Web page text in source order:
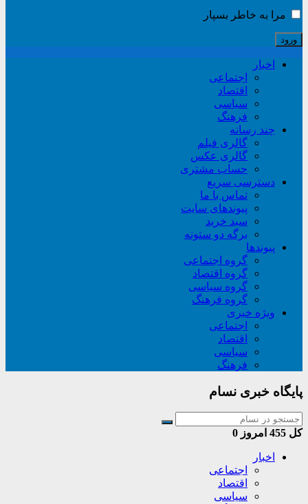
مرا به خاطر بسپار
اخبار
اجتماعی
اقتصاد
سیاسی
فرهنگ
چند رسانه
گالری فیلم
گالری عکس
حساب مشتری
دسترسی سریع
تماس با ما
پیوندهای سایت
سبد خريد
برگه دو ستونه
پیوندها
گروه اجتماعی
گروه اقتصاد
گروه سیاسی
گروه فرهنگ
ویژه خبری
اجتماعی
اقتصاد
سیاسی
فرهنگ
پایگاه خبری نسام
کل امروز 0
اخبار
اجتماعی
اقتصاد
سیاسی